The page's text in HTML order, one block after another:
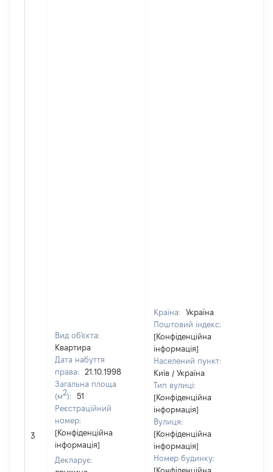
3
Вид об'єкта:
Квартира
Дата набуття
права:
21.10.1998
Загальна площа
(м2):
51
Реєстраційний
номер:
[Конфіденційна
інформація]
Декларує:
Країна:
Україна
Поштовий індекс:
[Конфіденційна
інформація]
Населений пункт:
Київ / Україна
Тип вулиці:
[Конфіденційна
інформація]
Вулиця:
[Конфіденційна
інформація]
Номер будинку:
[Конфіденційна